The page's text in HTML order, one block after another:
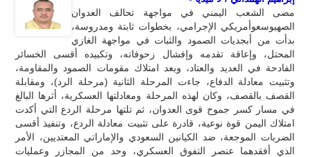
مضى الشعب اليمني في مواجهة تحالف العدوان
الصهيوسعوأمريكي الإجرامي، بخطوات ثابتة ومدروسة،
بدأت من أبجديات الصمود والثبات في مواجهة الغازي
المحتل، وإعاقة تقدمه وإفشال زحوفاته، وتكبيده أقسى الخسائر
الفادحة في العديد والعتاد، وبعد امتلاك مقومات الصمود والمقاومة،
وتثبيت معادلة الدفاع، جاءت المرحلة الثانية (مرحلة الرد)، ومقابلة
القصف بالقصف، وكان لهذه المرحلة ومعادلتها العسكرية، أثرها البالغ
في مسار كسر جموح قوى العدوان، ثم تلتها مرحلة الردع التي أكدت
امتلاك اليمن قوة نوعية، قادرة على تثبيت معادلة الردع، وتنفيذ أقسى
الضربات الموجعة، ضد الكيانين السعودي والإماراتي المعتديين، الأمر
الذي أفقدهما عنصر التفوق العسكري، وحد من المجازر وعمليات